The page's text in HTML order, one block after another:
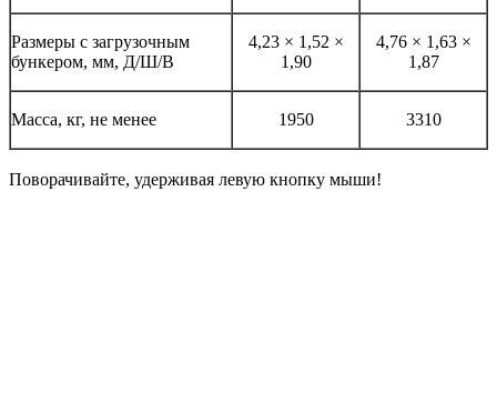
Размеры с загрузочным
бункером, мм, Д/Ш/В
4,23 × 1,52 ×
1,90
4,76 × 1,63 ×
1,87
Масса, кг, не менее 1950 3310
Поворачивайте, удерживая левую кнопку мыши!